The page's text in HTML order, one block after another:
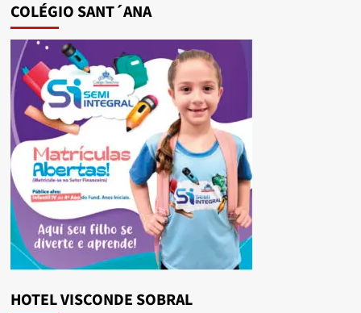
COLÉGIO SANT´ANA
HOTEL VISCONDE SOBRAL